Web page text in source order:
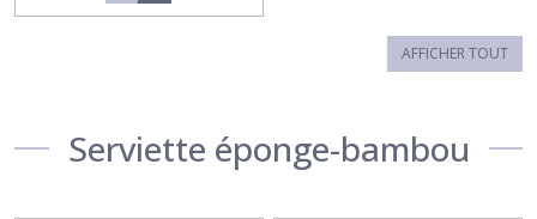
AFFICHER TOUT
Serviette éponge-bambou